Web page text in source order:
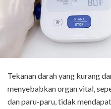
Tekanan darah yang kurang
menyebabkan organ vital,
dan paru-paru, tidak